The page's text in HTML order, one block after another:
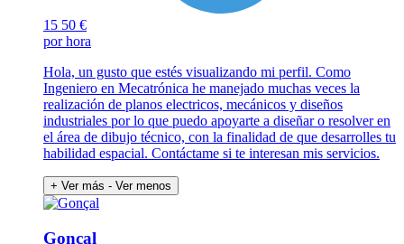
15 50 €
por hora
Hola, un gusto que estés visualizando mi perfil. Como
Ingeniero en Mecatrónica he manejado muchas veces la
realización de planos electricos, mecánicos y diseños
industriales por lo que puedo apoyarte a diseñar o resolver en
el área de dibujo técnico, con la finalidad de que desarrolles tu
habilidad espacial. Contáctame si te interesan mis servicios.
+ Ver más - Ver menos
Gonçal